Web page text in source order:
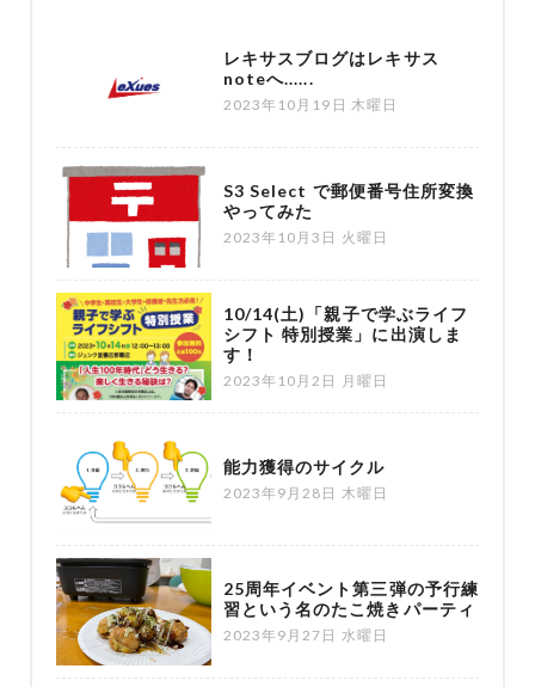
レキサスブログはレキサス
noteへ......
2023年10月19日 木曜日
S3 Select で郵便番号住所変換
やってみた
2023年10月3日 火曜日
10/14(土)「親子で学ぶライフ
シフト 特別授業」に出演しま
す！
2023年10月2日 月曜日
能力獲得のサイクル
2023年9月28日 木曜日
25周年イベント第三弾の予行練
習という名のたこ焼きパーティ
2023年9月27日 水曜日